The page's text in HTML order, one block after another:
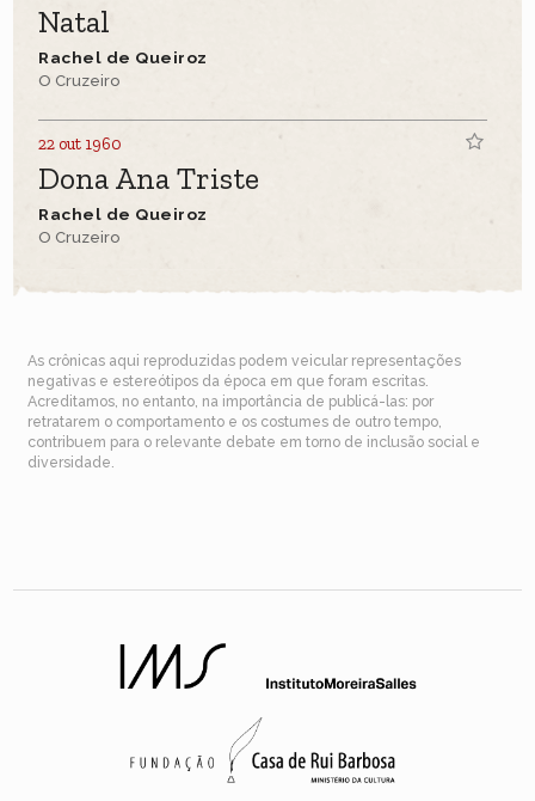
Natal
Rachel de Queiroz
O Cruzeiro
22 out 1960
Dona Ana Triste
Rachel de Queiroz
O Cruzeiro
As crônicas aqui reproduzidas podem veicular representações
negativas e estereótipos da época em que foram escritas.
Acreditamos, no entanto, na importância de publicá-las: por
retratarem o comportamento e os costumes de outro tempo,
contribuem para o relevante debate em torno de inclusão social e
diversidade.